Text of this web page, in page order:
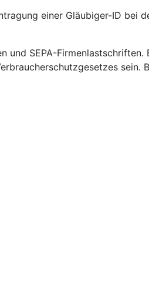
einer Gläubiger-ID bei
und SEPA-Firmenlastschriften.
sein.